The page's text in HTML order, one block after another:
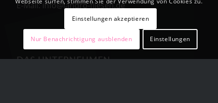
E-Mail: info@landro-fliesen.de
DAS UNTERNEHMEN
Einstellungen akzeptieren
Nur Benachrichtigung ausblenden Einstellungen